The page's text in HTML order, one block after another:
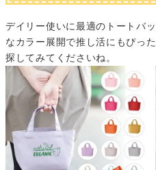
デイリー使いに最適のトートバ
なカラー展開で推し活にもぴっ
探してみてくださいね。